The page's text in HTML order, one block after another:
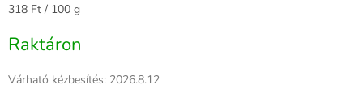
Egységár:
318 Ft / 100 g
Raktáron
Várható kézbesítés: 2026.8.12